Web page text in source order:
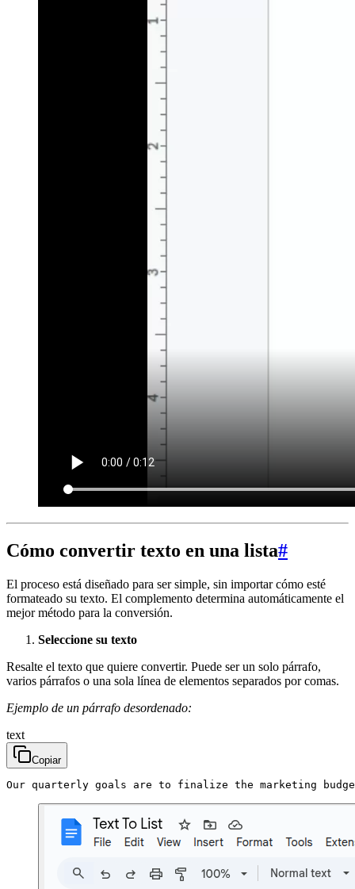
Cómo convertir texto en una lista#
El proceso está diseñado para ser simple, sin importar cómo esté
formateado su texto. El complemento determina automáticamente el
mejor método para la conversión.
Seleccione su texto
Resalte el texto que quiere convertir. Puede ser un solo párrafo,
varios párrafos o una sola línea de elementos separados por comas.
Ejemplo de un párrafo desordenado:
text
Copiar
Our quarterly goals are to finalize the marketing